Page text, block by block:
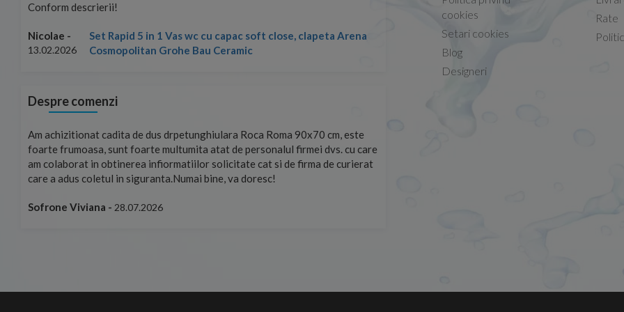
Conform descrierii!
Nicolae -
13.02.2026
Set Rapid 5 in 1 Vas wc cu capac soft close, clapeta Arena
Cosmopolitan Grohe Bau Ceramic
Conform descrierii!
13.02.2026
Despre comenzi
Am achizitionat cadita de dus drpetunghiulara Roca Roma 90x70 cm, este
foarte frumoasa, sunt foarte multumita atat de personalul firmei dvs. cu care
am colaborat in obtinerea infiormatiilor solicitate cat si de firma de curierat
care a adus coletul in siguranta.Numai bine, va doresc!
Sofrone Viviana - 28.07.2026
cookies
Setari cookies
Blog
Designeri
Rate